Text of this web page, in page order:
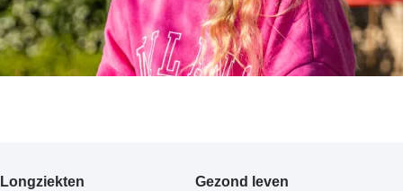
Primair
Longziekten Gezond leven